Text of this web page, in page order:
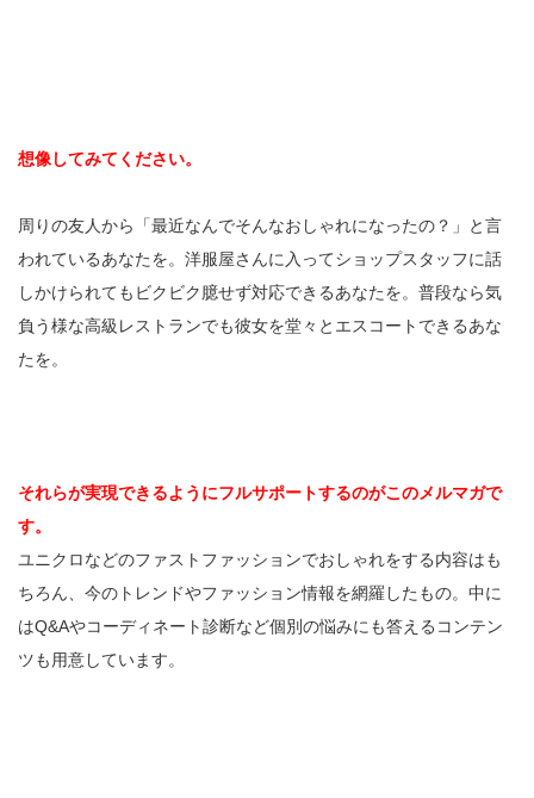
想像してみてください。
周りの友人から「最近なんでそんなおしゃれになったの？」と言
われているあなたを。洋服屋さんに入ってショップスタッフに話
しかけられてもビクビク臆せず対応できるあなたを。普段なら気
負う様な高級レストランでも彼女を堂々とエスコートできるあな
たを。
それらが実現できるようにフルサポートするのがこのメルマガで
す。
ユニクロなどのファストファッションでおしゃれをする内容はも
ちろん、今のトレンドやファッション情報を網羅したもの。中に
はQ&Aやコーディネート診断など個別の悩みにも答えるコンテン
ツも用意しています。